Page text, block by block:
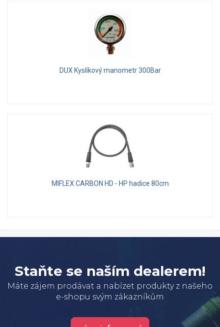
DUX Kyslíkový manometr 300Bar
MIFLEX CARBON HD - HP hadice 80cm
Staňte se naším dealerem!
Máte zájem prodávat a nabízet produkty z našeho
e-shopu svým zákazníkům